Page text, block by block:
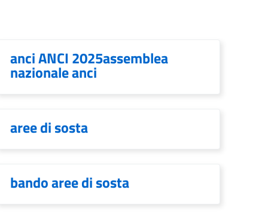
anci ANCI 2025assemblea
nazionale anci
aree di sosta
bando aree di sosta